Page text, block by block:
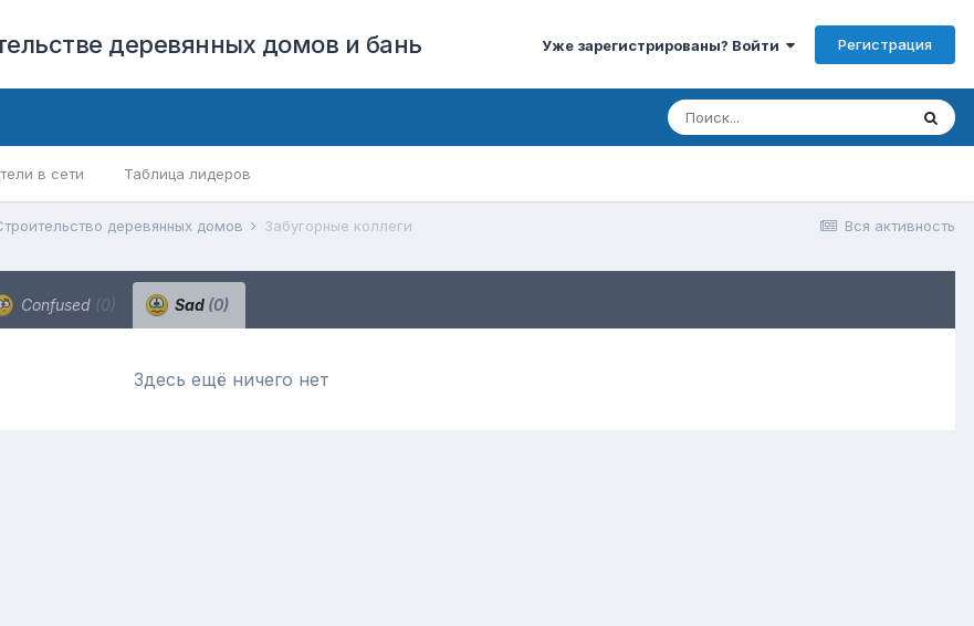
деревянных домов и бань Уже зарегистрированы? Войти Регистрация
в сети Таблица лидеров
Вся активность
деревянных домов Забугорные коллеги
Confused (0) Sad (0)
Здесь ещё ничего нет